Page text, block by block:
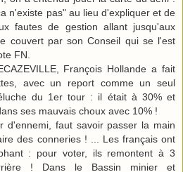
n'existe pas" au lieu d'expliquer et de
fautes de gestion allant jusqu'aux
couvert par son Conseil qui se l'est
FN.
François Hollande a fait
avec un report comme un seul
du 1er tour : il était à 30% et
ses mauvais choux avec 10% !
d'ennemi, faut savoir passer la main
des conneries ! ... Les français ont
: pour voter, ils remontent à 3
! Dans le Bassin minier et